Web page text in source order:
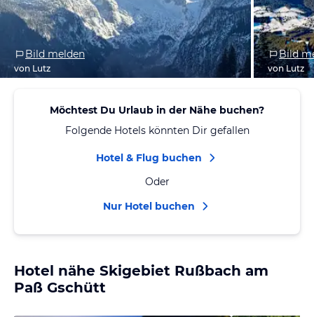
Bild melden
von Lutz
Bild
von Lutz
Möchtest Du Urlaub in der Nähe buchen?
Folgende Hotels könnten Dir gefallen
Hotel & Flug buchen
Oder
Nur Hotel buchen
Hotel nähe Skigebiet Rußbach am
Paß Gschütt